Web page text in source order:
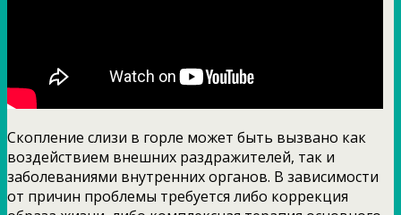
Скопление слизи в горле может быть вызвано как
воздействием внешних раздражителей, так и
заболеваниями внутренних органов. В зависимости
от причин проблемы требуется либо коррекция